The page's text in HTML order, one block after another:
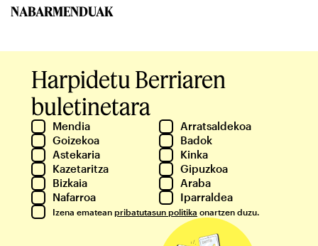
NABARMENDUAK
Harpidetu Berriaren
buletinetara
Mendia
Arratsaldekoa
Goizekoa
Badok
Astekaria
Kinka
Kazetaritza
Gipuzkoa
Bizkaia
Araba
Nafarroa
Iparraldea
Izena ematean pribatutasun politika onartzen duzu.